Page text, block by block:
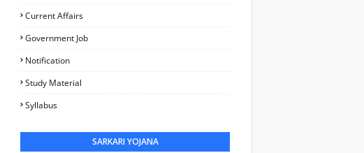
Current Affairs
Government Job
Notification
Study Material
Syllabus
SARKARI YOJANA